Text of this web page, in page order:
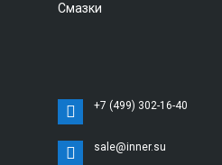
Смазки
+7 (499) 302-16-40
sale@inner.su